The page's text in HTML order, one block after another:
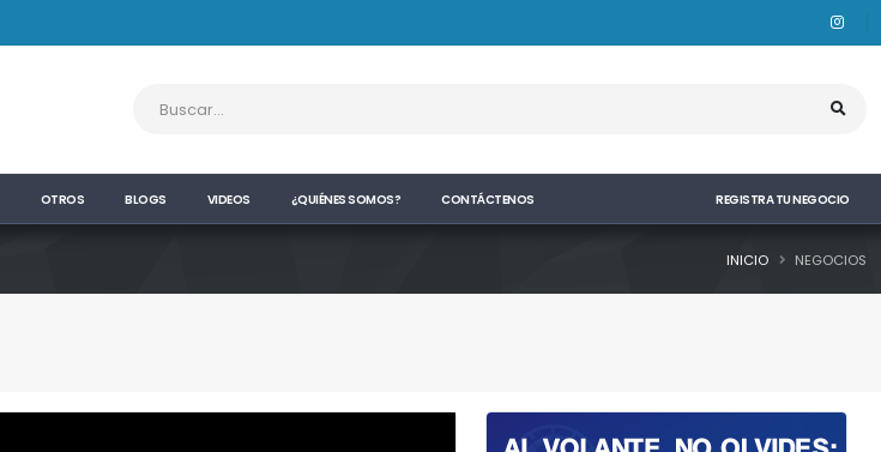
OTROS BLOGS VIDEOS ¿QUIÉNES SOMOS? CONTÁCTENOS REGISTRA TU NEGOCIO
INICIO NEGOCIOS